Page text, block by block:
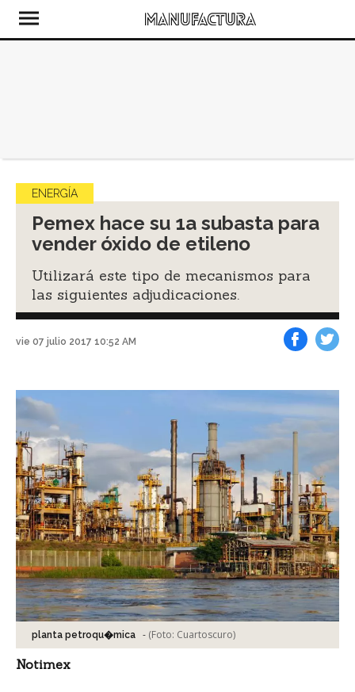
ENERGÍA
Pemex hace su 1a subasta para
vender óxido de etileno
Utilizará este tipo de mecanismos para
las siguientes adjudicaciones.
vie 07 julio 2017 10:52 AM
planta petroqu�mica - (Foto: Cuartoscuro)
Notimex